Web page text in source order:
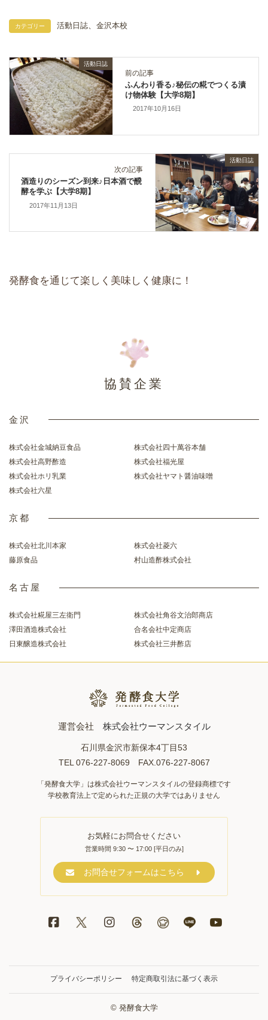
カテゴリー 活動日誌 金沢本校
活動日誌
前の記事
ふんわり香る♪秘伝の糀でつくる漬
け物体験【大学8期】
2017年10月16日
活動日誌
次の記事
酒造りのシーズン到来♪日本酒で醗
酵を学ぶ【大学8期】
2017年11月13日
発酵食を通じて楽しく美味しく健康に！
協賛企業
金沢
株式会社金城納豆食品
株式会社四十萬谷本舗
株式会社高野酢造
株式会社福光屋
株式会社ホリ乳業
株式会社ヤマト醤油味噌
株式会社六星
京都
株式会社北川本家
株式会社菱六
藤原食品
村山造酢株式会社
名古屋
株式会社糀屋三左衛門
株式会社角谷文治郎商店
澤田酒造株式会社
合名会社中定商店
日東醸造株式会社
株式会社三井酢店
運営会社 株式会社ウーマンスタイル
石川県金沢市新保本4丁目53
TEL 076-227-8069 FAX.076-227-8067
「発酵食大学」は株式会社ウーマンスタイルの登録商標です
学校教育法上で定められた正規の大学ではありません
お気軽にお問合せください
営業時間 9:30 〜 17:00 [平日のみ]
お問合せフォームはこちら
プライバシーポリシー 特定商取引法に基づく表示
© 発酵食大学